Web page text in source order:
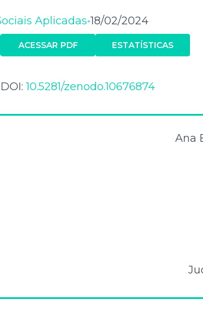
Aplicadas•18/02/2024
ACESSAR PDF ESTATÍSTICAS
DOI:10.5281/zenodo.10676874
Ana